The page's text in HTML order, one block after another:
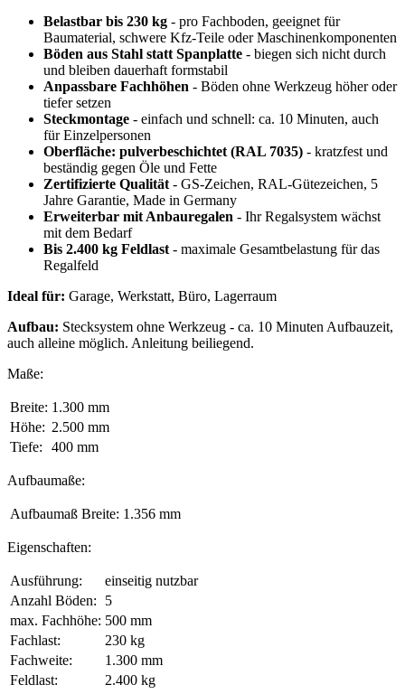
Belastbar bis 230 kg - pro Fachboden, geeignet für
Baumaterial, schwere Kfz-Teile oder Maschinenkomponenten
Böden aus Stahl statt Spanplatte - biegen sich nicht durch
und bleiben dauerhaft formstabil
Anpassbare Fachhöhen - Böden ohne Werkzeug höher oder
tiefer setzen
Steckmontage - einfach und schnell: ca. 10 Minuten, auch
für Einzelpersonen
Oberfläche: pulverbeschichtet (RAL 7035) - kratzfest und
beständig gegen Öle und Fette
Zertifizierte Qualität- GS-Zeichen, RAL-Gütezeichen, 5
Jahre Garantie, Made in Germany
Erweiterbar mit Anbauregalen - Ihr Regalsystem wächst
mit dem Bedarf
Bis 2.400 kg Feldlast- maximale Gesamtbelastung für das
Regalfeld
Ideal für: Garage, Werkstatt, Büro, Lagerraum
Aufbau: Stecksystem ohne Werkzeug - ca. 10 Minuten Aufbauzeit,
auch alleine möglich. Anleitung beiliegend.
Breite: 1.300 mm
Höhe:
2.500 mm
Ausführung:
einseitig nutzbar
Anzahl Böden: 5
max. Fachhöhe:
500 mm
Fachlast:
230 kg
Fachweite:
1.300 mm